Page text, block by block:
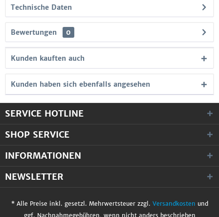
Technische Daten
Bewertungen 0
Kunden kauften auch
Kunden haben sich ebenfalls angesehen
SERVICE HOTLINE
SHOP SERVICE
INFORMATIONEN
NEWSLETTER
* Alle Preise inkl. gesetzl. Mehrwertsteuer zzgl. Versandkosten und
ggf. Nachnahmegebühren, wenn nicht anders beschrieben